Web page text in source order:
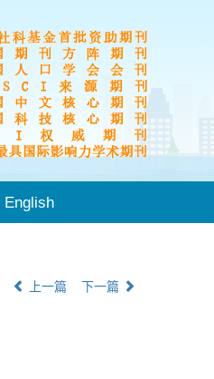
English
上一篇 下一篇